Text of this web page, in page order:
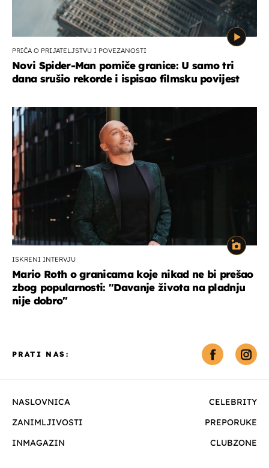
PRIČA O PRIJATELJSTVU I POVEZANOSTI
Novi Spider-Man pomiče granice: U samo tri
dana srušio rekorde i ispisao filmsku povijest
ISKRENI INTERVJU
Mario Roth o granicama koje nikad ne bi prešao
zbog popularnosti: "Davanje života na pladnju
nije dobro"
NASLOVNICA
CELEBRITY
ZANIMLJIVOSTI
PREPORUKE
INMAGAZIN
CLUBZONE
PRATI NAS: